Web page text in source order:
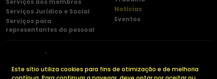
Serviços Jurídico e Social
Serviços para
representantes do pessoal
Notícias
Eventos
Política de confidencialidade
Este sítio utiliza cookies para fins de otimização e de melhoria